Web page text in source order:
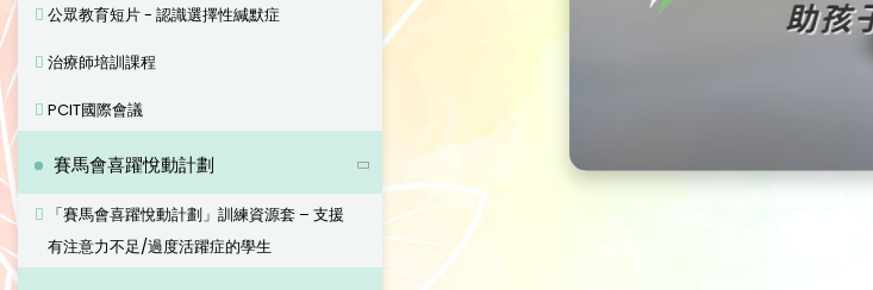
公眾教育短片 - 認識選擇性緘默症
治療師培訓課程
PCIT國際會議
賽馬會喜躍悅動計劃
「賽馬會喜躍悅動計劃」訓練資源套 – 支援
有注意力不足/過度活躍症的學生